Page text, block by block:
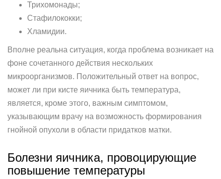
Трихомонады;
Стафилококки;
Хламидии.
Вполне реальна ситуация, когда проблема возникает на
фоне сочетанного действия нескольких
микроорганизмов. Положительный ответ на вопрос,
может ли при кисте яичника быть температура,
является, кроме этого, важным симптомом,
указывающим врачу на возможность формирования
гнойной опухоли в области придатков матки.
Болезни яичника, провоцирующие
повышение температуры